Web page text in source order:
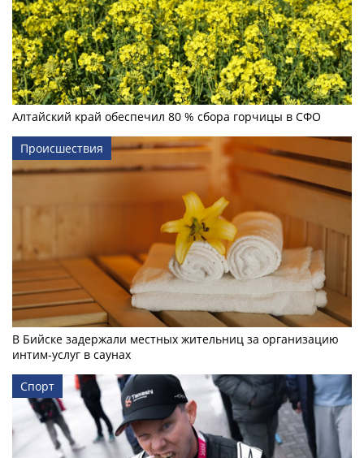
Алтайский край обеспечил 80 % сбора горчицы в СФО
Происшествия
В Бийске задержали местных жительниц за организацию
интим-услуг в саунах
Спорт